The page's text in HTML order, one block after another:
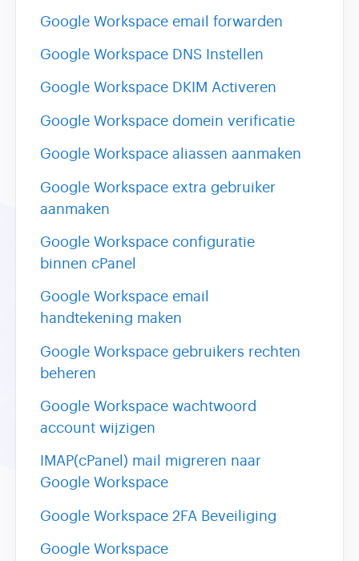
Google Workspace email forwarden
Google Workspace DNS Instellen
Google Workspace DKIM Activeren
Google Workspace domein verificatie
Google Workspace aliassen aanmaken
Google Workspace extra gebruiker
aanmaken
Google Workspace configuratie
binnen cPanel
Google Workspace email
handtekening maken
Google Workspace gebruikers rechten
beheren
Google Workspace wachtwoord
account wijzigen
IMAP(cPanel) mail migreren naar
Google Workspace
Google Workspace 2FA Beveiliging
Google Workspace